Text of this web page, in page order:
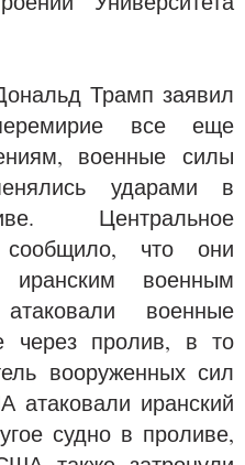
Трамп заявил
все еще
военные силы
ударами в
Центральное
что они
военным
военные
через пролив, в то
вооруженных сил
атаковали иранский
судно в проливе,